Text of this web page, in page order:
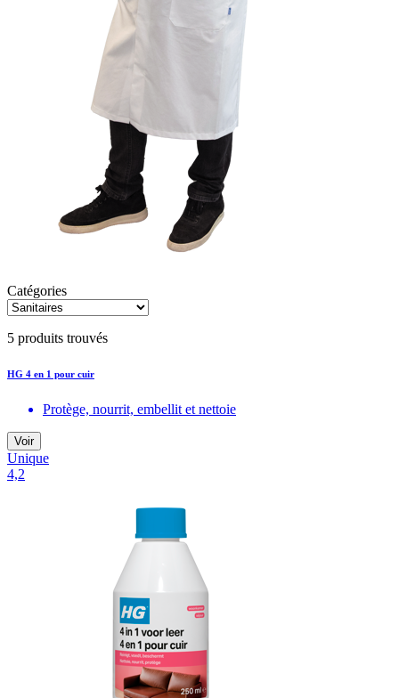
Catégories
5 produits trouvés
HG 4 en 1 pour cuir
Protège, nourrit, embellit et nettoie
Voir
Unique
4,2